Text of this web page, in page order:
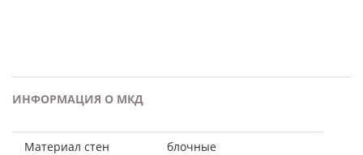
ИНФОРМАЦИЯ О МКД
Материал стен
блочные